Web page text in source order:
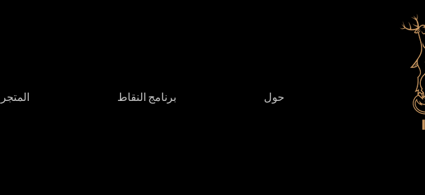
المتجر برنامج النقاط حول